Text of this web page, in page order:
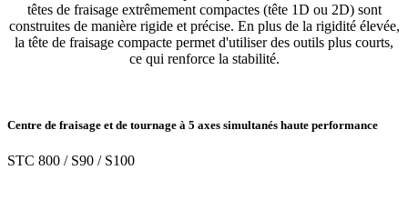
têtes de fraisage extrêmement compactes (tête 1D ou 2D) sont
construites de manière rigide et précise. En plus de la rigidité élevée,
la tête de fraisage compacte permet d'utiliser des outils plus courts,
ce qui renforce la stabilité.
Centre de fraisage et de tournage à 5 axes simultanés haute performance
STC 800 / S90 / S100